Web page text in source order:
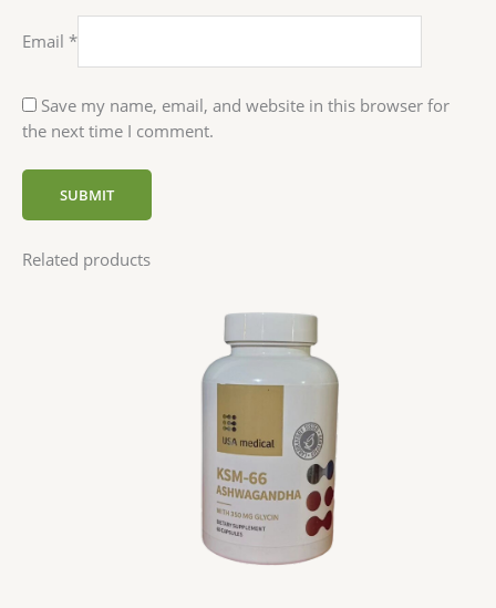
Email *
Save my name, email, and website in this browser for
the next time I comment.
Related products